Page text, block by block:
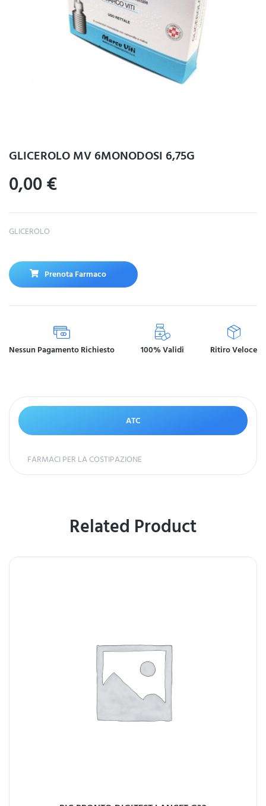
GLICEROLO MV 6MONODOSI 6,75G
0,00€
GLICEROLO
Prenota Farmaco
Nessun Pagamento Richiesto 100% Validi Ritiro Veloce
ATC
FARMACI PER LA COSTIPAZIONE
Related Product